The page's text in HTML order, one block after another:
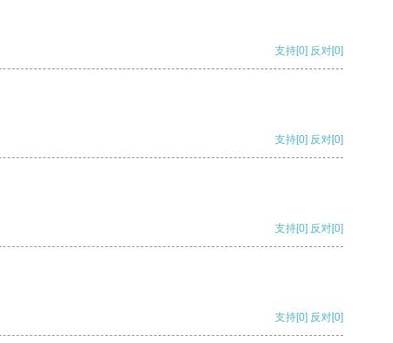
支持[0] 反对[0]
支持[0] 反对[0]
支持[0] 反对[0]
支持[0] 反对[0]